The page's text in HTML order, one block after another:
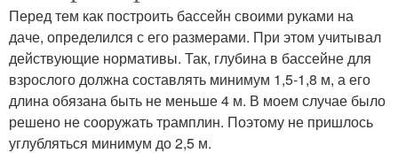
Перед тем как построить бассейн своими руками на
даче, определился с его размерами. При этом учитывал
действующие нормативы. Так, глубина в бассейне для
взрослого должна составлять минимум 1,5-1,8 м, а его
длина обязана быть не меньше 4 м. В моем случае было
решено не сооружать трамплин. Поэтому не пришлось
углубляться минимум до 2,5 м.